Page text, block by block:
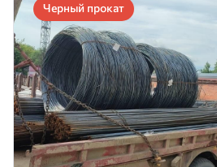
Черный прокат